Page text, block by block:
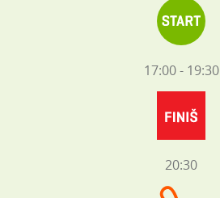
17:00 - 19:30
20:30